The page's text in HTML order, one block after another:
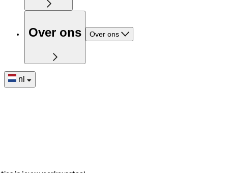
Over ons Over ons
nl